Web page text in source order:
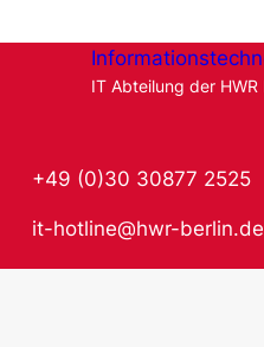
IT Abteilung der HWR
+49 (0)30 30877 2525
it-hotline@hwr-berlin.de